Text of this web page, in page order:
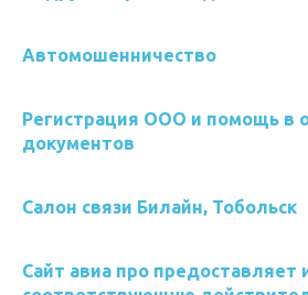
Автомошенничество
Регистрация ООО и помощь в
документов
Салон связи Билайн, Тобольск
Сайт авиа про